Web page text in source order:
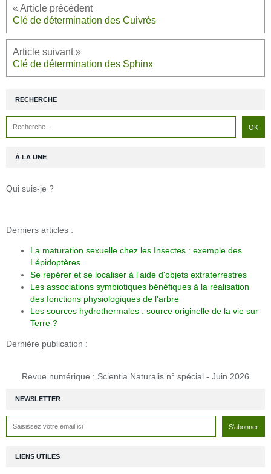
Clé de détermination des Cuivrés
Clé de détermination des Sphinx
NEWSLETTER
RECHERCHE
À LA UNE
Qui suis-je ?
Derniers articles :
La maturation sexuelle chez les Insectes : exemple des
Lépidoptères
Se repérer et se localiser à l'aide d'objets extraterrestres
Les associations symbiotiques bénéfiques à la réalisation
des fonctions physiologiques de l'arbre
Les sources hydrothermales : source originelle de la vie sur
Terre ?
Dernière publication :
Revue numérique : Scientia Naturalis n° spécial - Juin 2026
LIENS UTILES